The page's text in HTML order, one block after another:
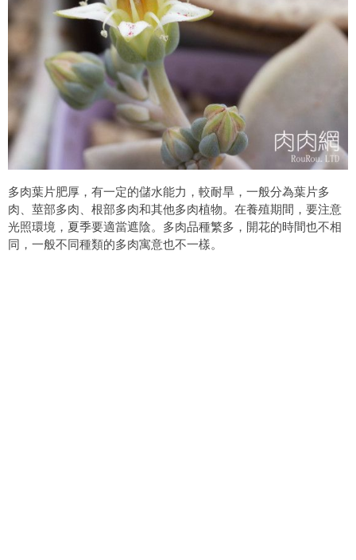
多肉葉片肥厚，有一定的儲水能力，較耐旱，一般分為葉片多
肉、莖部多肉、根部多肉和其他多肉植物。在養殖期間，要注意
光照環境，夏季要適當遮陰。多肉品種繁多，開花的時間也不相
同，一般不同種類的多肉寓意也不一樣。